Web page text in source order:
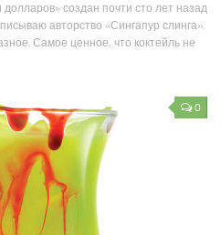
создан почти сто лет назад
авторство «Сингапур слинга».
Самое ценное, что коктейль не
0